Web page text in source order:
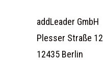
addLeader GmbH
Plesser Straße 12
12435 Berlin